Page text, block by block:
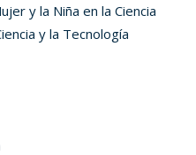
y la Niña en la Ciencia
y la Tecnología